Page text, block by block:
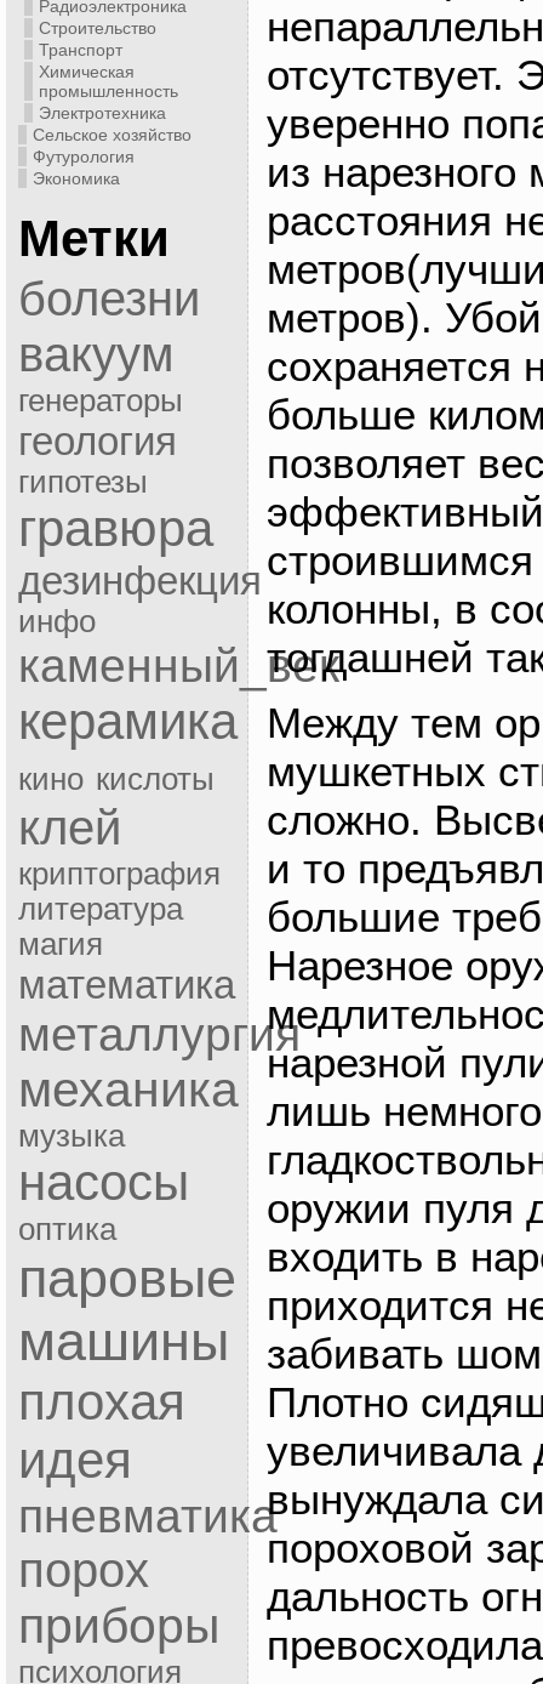
Радиоэлектроника
Строительство
Транспорт
Химическая
промышленность
Электротехника
Сельское хозяйство
Футурология
Экономика
Метки
болезни
вакуум
генераторы
геология
гипотезы
гравюра
дезинфекция
инфо
каменный_век
керамика
кино кислоты
клей
криптография
литература
магия
математика
металлургия
механика
музыка
насосы
оптика
паровые
машины
плохая
идея
пневматика
порох
приборы
психология
отсутствует.
уверенно
из нарезного
расстояния
метров).
сохраняется
больше
позволяет
колонны, в
тогдашней
Между тем
мушкетных
сложно.
и то
большие
Нарезное
нарезной
лишь
оружии пуля
входить в
приходится
забивать
Плотно
увеличивала
вынуждала
пороховой
дальность